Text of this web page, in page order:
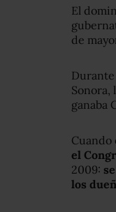
El
de
Sonora,
ganaba
Cuando
el
2009:
los